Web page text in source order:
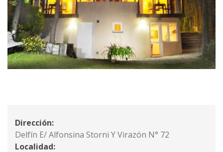
Dirección:
Delfín E/ Alfonsina Storni Y Virazón N° 72
Localidad: